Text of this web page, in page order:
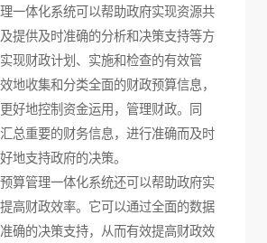
体化系统可以帮助政府实现资源共
提供及时准确的分析和决策支持等方
现财政计划、实施和检查的有效管
地收集和分类全面的财政预算信息，
好地控制资金运用，管理财政。同
总重要的财务信息，进行准确而及时
地支持政府的决策。
管理一体化系统还可以帮助政府实
高财政效率。它可以通过全面的数据
确的决策支持，从而有效提高财政效